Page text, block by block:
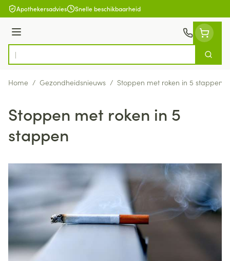
Ga naar de inhoud
Apothekersadvies Snelle beschikbaarheid
Menu
Product, merk, categorie...
Zoek
Home / Gezondheidsnieuws / Stoppen met roken in 5 stappen
Stoppen met roken in 5
stappen